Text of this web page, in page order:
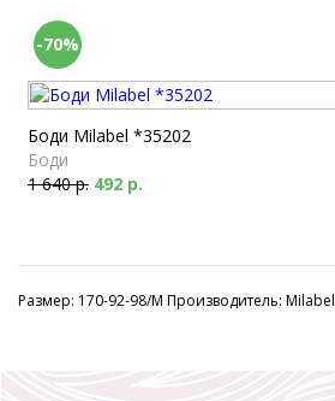
-70%
Боди Milabel *35202
Боди
1 640 р. 492 р.
Размер: 170-92-98/M Производитель: Milabel